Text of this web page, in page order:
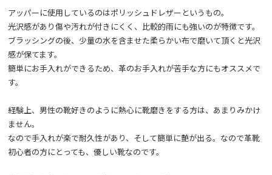
アッパーに使用しているのはポリッシュドレザーというもの。
光沢感があり傷や汚れが付きにくく、比較的雨にも強いのが特徴です。
ブラッシングの後、少量の水を含ませた柔らかい布で磨いて頂くと光沢
感が保てます。
簡単にお手入れができるため、革のお手入れが苦手な方にもオススメで
す。
経験上、男性の靴好きのように熱心に靴磨きをする方は、あまりみかけ
ません。
なので手入れが楽で耐久性があり、そして簡単に艶が出る。なので革靴
初心者の方にとっても、優しい靴なのです。